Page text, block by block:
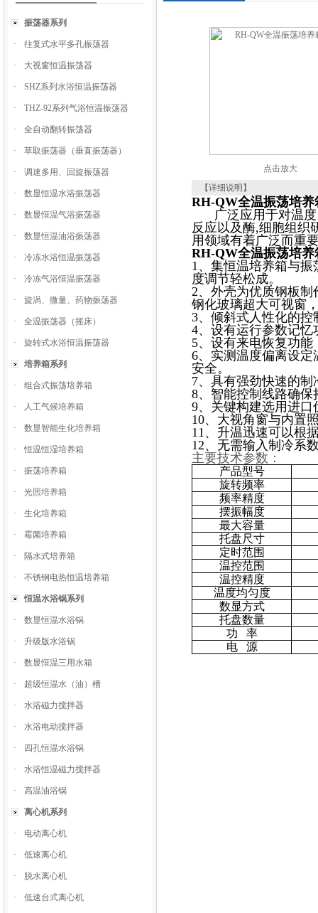
振荡器系列
· 往复式水平多孔振荡器
· 大视窗恒温振荡器
· SHZ系列水浴恒温振荡器
· THZ-92系列气浴恒温振荡器
· 全自动翻转振荡器
· 萃取振荡器（垂直振荡器）
· 调速多用、回旋振荡器
· 数显恒温水浴振荡器
· 数显恒温气浴振荡器
· 数显恒温油浴振荡器
· 冷冻水浴恒温振荡器
· 冷冻气浴恒温振荡器
· 旋涡、微量、药物振荡器
· 全温振荡器（摇床）
· 旋转式水浴恒温振荡器
培养箱系列
· 组合式振荡培养箱
· 人工气候培养箱
· 数显智能生化培养箱
· 恒温恒湿培养箱
· 振荡培养箱
· 光照培养箱
· 生化培养箱
· 霉菌培养箱
· 隔水式培养箱
· 不锈钢电热恒温培养箱
恒温水浴锅系列
· 数显恒温水浴锅
· 升级版水浴锅
· 数显恒温三用水箱
· 超级恒温水（油）槽
· 水浴磁力搅拌器
· 水浴电动搅拌器
· 四孔恒温水浴锅
· 水浴恒温磁力搅拌器
· 高温油浴锅
离心机系列
· 电动离心机
· 低速离心机
· 脱水离心机
· 低速台式离心机
点击放大
【详细说明】
RH-QW全温振荡培养
广泛应用于对温
反应以及酶,细胞组织
用领域有着广泛而重
RH-QW全温振荡培养
1、集恒温培养箱与
度调节轻松成。
2、外壳为优质钢板
钢化玻璃超大可视窗
3、倾斜式人性化的
4、设有运行参数记
5、设有来电恢复功
6、实测温度偏离设
安全。
7、具有强劲快速的
8、智能控制线路确
9、关键构建选用进
10、大视角窗与内置
11、升温迅速可以根
12、无需输入制冷系
主要技术参数：
产品型号
旋转频率
频率精度
摆振幅度
最大容量
托盘尺寸
定时范围
温控范围
温控精度
温度均匀度
数显方式
托盘数量
功 率
电 源